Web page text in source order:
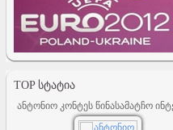
TOP ᲡᲢᲐᲢᲘᲐ
ანტონიო კონტეს წინასამატჩო